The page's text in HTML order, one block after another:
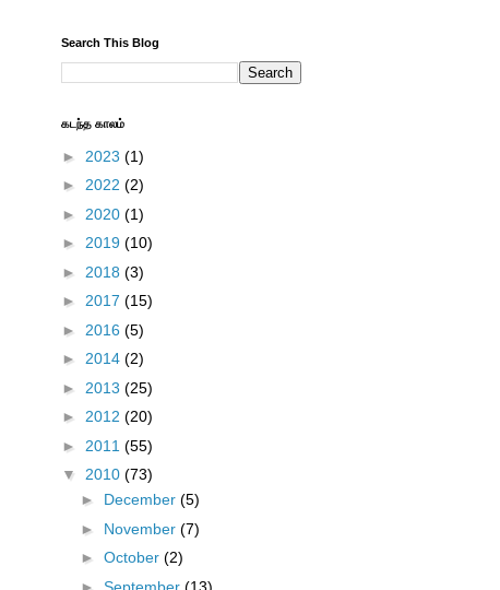
Search This Blog
கடந்த காலம்
► 2023 (1)
► 2022 (2)
► 2020 (1)
► 2019 (10)
► 2018 (3)
► 2017 (15)
► 2016 (5)
► 2014 (2)
► 2013 (25)
► 2012 (20)
► 2011 (55)
▼ 2010 (73)
► December (5)
► November (7)
► October (2)
► September (13)